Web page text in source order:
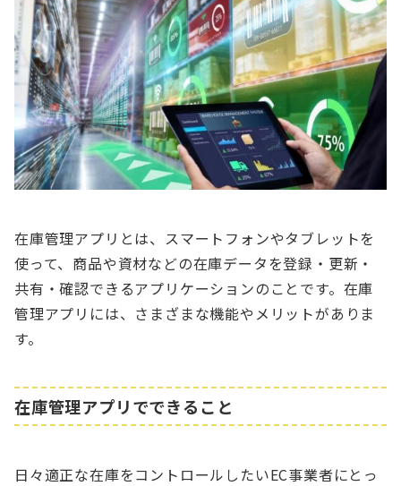
在庫管理アプリとは、スマートフォンやタブレットを
使って、商品や資材などの在庫データを登録・更新・
共有・確認できるアプリケーションのことです。在庫
管理アプリには、さまざまな機能やメリットがありま
す。
在庫管理アプリでできること
日々適正な在庫をコントロールしたいEC事業者にとっ